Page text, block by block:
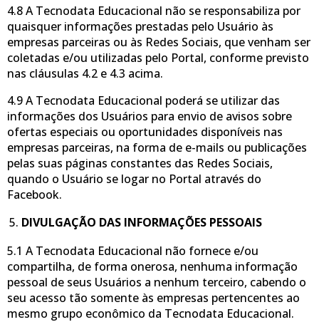
4.8 A Tecnodata Educacional não se responsabiliza por
quaisquer informações prestadas pelo Usuário às
empresas parceiras ou às Redes Sociais, que venham ser
coletadas e/ou utilizadas pelo Portal, conforme previsto
nas cláusulas 4.2 e 4.3 acima.
4.9 A Tecnodata Educacional poderá se utilizar das
informações dos Usuários para envio de avisos sobre
ofertas especiais ou oportunidades disponíveis nas
empresas parceiras, na forma de e-mails ou publicações
pelas suas páginas constantes das Redes Sociais,
quando o Usuário se logar no Portal através do
Facebook.
DIVULGAÇÃO DAS INFORMAÇÕES PESSOAIS
5.1 A Tecnodata Educacional não fornece e/ou
compartilha, de forma onerosa, nenhuma informação
pessoal de seus Usuários a nenhum terceiro, cabendo o
seu acesso tão somente às empresas pertencentes ao
mesmo grupo econômico da Tecnodata Educacional.